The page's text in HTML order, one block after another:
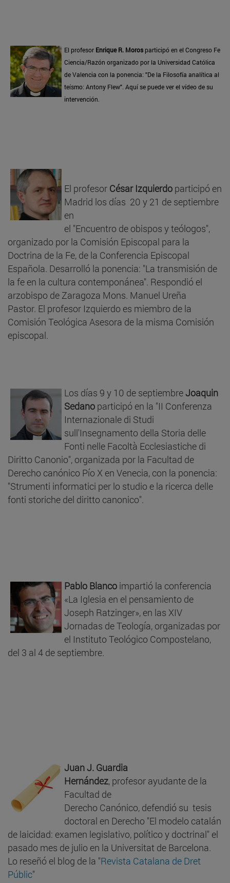
El profesor Enrique R. Moros participó en el Congreso Fe
Ciencia/Razón organizado por la Universidad Católica
de Valencia con la ponencia: "De la Filosofía analítica al
teísmo: Antony Flew". Aquí se puede ver el vídeo de su
intervención.
El profesor César Izquierdo participó en
Madrid los días 20 y 21 de septiembre
en
el "Encuentro de obispos y teólogos",
organizado por la Comisión Episcopal para la
Doctrina de la Fe, de la Conferencia Episcopal
Española. Desarrolló la ponencia: "La transmisión de
la fe en la cultura contemponánea". Respondió el
arzobispo de Zaragoza Mons. Manuel Ureña
Pastor. El profesor Izquierdo es miembro de la
Comisión Teológica Asesora de la misma Comisión
episcopal.
Los días 9 y 10 de septiembreJoaquin
Sedano participó en la "II Conferenza
Internazionale di Studi
sull'Insegnamento della Storia delle
Fonti nelle Facoltà Ecclesiastiche di
Diritto Canonio", organizada por la Facultad de
Derecho canónico Pío X en Venecia, con la ponencia:
"Strumenti informatici per lo studio e la ricerca delle
fonti storiche del diritto canonico".
Pablo Blanco impartió la conferencia
«La Iglesia en el pensamiento de
Joseph Ratzinger», en las XIV
Jornadas de Teología, organizadas por
el Instituto Teológico Compostelano,
del 3 al 4 de septiembre.
Juan J. Guardia
Hernández, profesor ayudante de la
Facultad de
Derecho Canónico, defendió su tesis
doctoral en Derecho "El modelo catalán
de laicidad: examen legislativo, político y doctrinal" el
pasado mes de julio en la Universitat de Barcelona.
Lo reseñó el blog de la "Revista Catalana de Dret
Públic"